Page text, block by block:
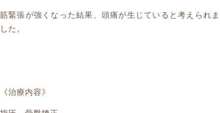
筋緊張が強くなった結果、頭痛が生じていると考えられま
した。
《治療内容》